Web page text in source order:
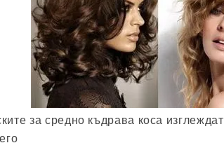
за средно къдрава коса